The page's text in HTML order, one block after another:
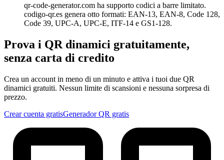
qr-code-generator.com ha supporto codici a barre limitato.
codigo-qr.es genera otto formati: EAN-13, EAN-8, Code 128,
Code 39, UPC-A, UPC-E, ITF-14 e GS1-128.
Prova i QR dinamici gratuitamente,
senza carta di credito
Crea un account in meno di un minuto e attiva i tuoi due QR
dinamici gratuiti. Nessun limite di scansioni e nessuna sorpresa di
prezzo.
Crear cuenta gratisGenerador QR gratis